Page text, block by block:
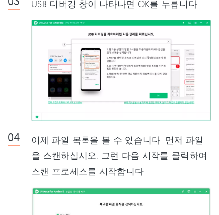
USB 디버깅 창이 나타나면 OK를 누릅니다.
이제 파일 목록을 볼 수 있습니다. 먼저 파일
을 스캔하십시오. 그런 다음 시작를 클릭하여
스캔 프로세스를 시작합니다.